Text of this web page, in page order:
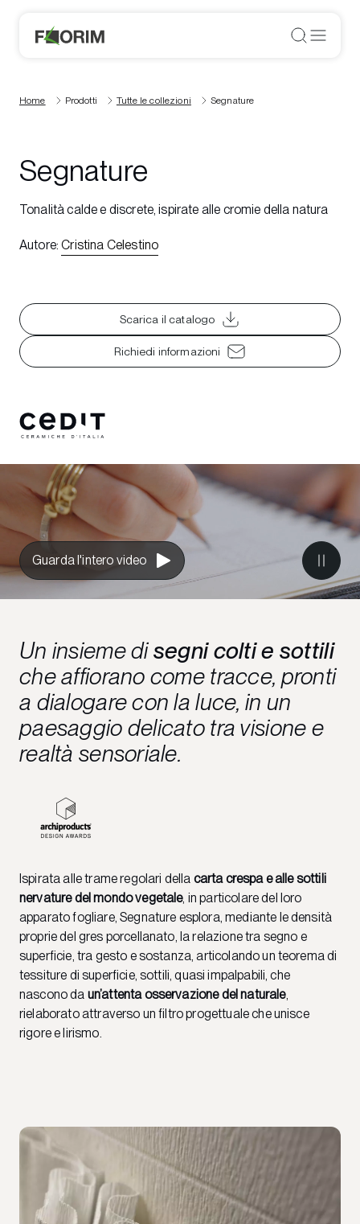
Home Prodotti Tutte le collezioni Segnature
Segnature
Tonalità calde e discrete, ispirate alle cromie della natura
Autore: Cristina Celestino
Scarica il catalogo
Richiedi informazioni
Guarda l'intero video
Un insieme disegni colti e sottili
che affiorano come tracce, pronti
a dialogare con la luce, in un
paesaggio delicato tra visione e
realtà sensoriale.
Ispirata alle trame regolari della carta crespa e alle sottili
nervature del mondo vegetale, in particolare del loro
apparato fogliare, Segnature esplora, mediante le densità
proprie del gres porcellanato, la relazione tra segno e
superficie, tra gesto e sostanza, articolando un teorema di
tessiture di superficie, sottili, quasi impalpabili, che
nascono da un’attenta osservazione del naturale,
rielaborato attraverso un filtro progettuale che unisce
rigore e lirismo.